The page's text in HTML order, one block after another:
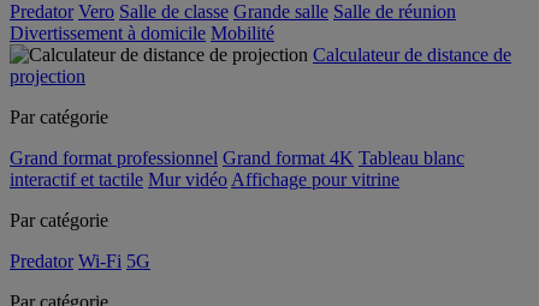
Predator Vero Salle de classe Grande salle Salle de réunion
Divertissement à domicile Mobilité
Calculateur de distance de
projection
Par catégorie
Grand format professionnel Grand format 4K Tableau blanc
interactif et tactile Mur vidéo Affichage pour vitrine
Par catégorie
Predator Wi-Fi 5G
Par catégorie